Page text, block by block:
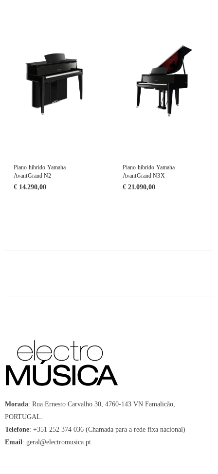
Piano híbrido Yamaha
AvantGrand N2
€14.290,00
Piano híbrido Yamaha
AvantGrand N3X
€21.090,00
Morada: Rua Ernesto Carvalho 30, 4760-143 VN Famalicão,
PORTUGAL.
Telefone: +351 252 374 036 (Chamada para a rede fixa nacional)
Email: geral@electromusica.pt